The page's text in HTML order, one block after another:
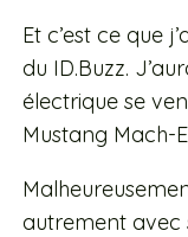
Et c’est ce que
du ID.Buzz.
électrique se
Mustang Mach-
autrement avec